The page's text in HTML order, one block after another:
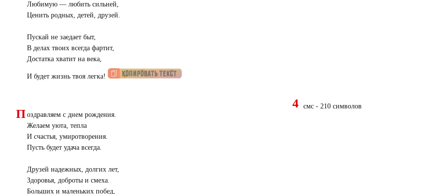
Любимую — любить сильней,
Ценить родных, детей, друзей.
Пускай не заедает быт,
В делах твоих всегда фартит,
Достатка хватит на века,
И будет жизнь твоя легка!
П оздравляем с днем рождения.
Желаем уюта, тепла
И счастья, умиротворения.
Пусть будет удача всегда.
Друзей надежных, долгих лет,
Здоровья, доброты и смеха.
Больших и маленьких побед,
4 смс - 210 символов